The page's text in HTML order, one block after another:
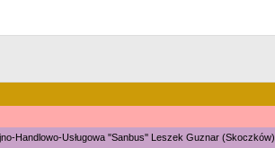
Handlowo-Usługowa ''Sanbus'' Leszek Guznar (Skoczków)